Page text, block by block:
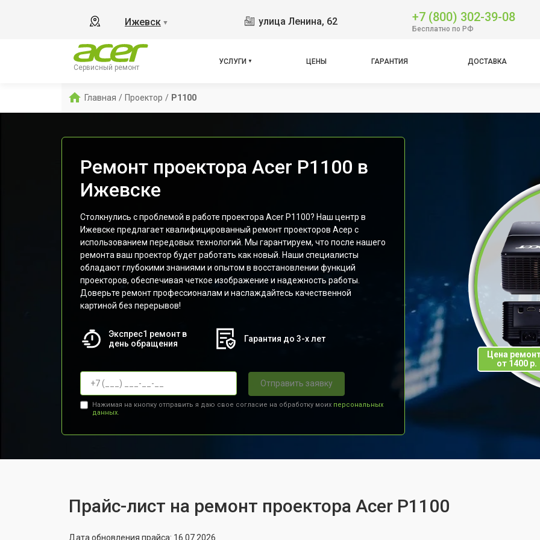
Ижевск ▼ улица Ленина, 62 +7 (800) 302-39-08
Бесплатно по РФ
Сервисный ремонт
УСЛУГИ ЦЕНЫ ГАРАНТИЯ ДОСТАВКА
Главная / Проектор / P1100
Ремонт проектора Acer P1100 в
Ижевске
Столкнулись с проблемой в работе проектора Acer P1100? Наш центр в
Ижевске предлагает квалифицированный ремонт проекторов Асер с
использованием передовых технологий. Мы гарантируем, что после нашего
ремонта ваш проектор будет работать как новый. Наши специалисты
обладают глубокими знаниями и опытом в восстановлении функций
проекторов, обеспечивая четкое изображение и надежность работы.
Доверьте ремонт профессионалам и наслаждайтесь качественной
картиной без перерывов!
Экспрес1 ремонт в
день обращения
Гарантия до 3-х лет
Отправить заявку
Нажимая на кнопку отправить я даю свое согласие на обработку моих персональных
данных.
Цена
от 1400 р.
Прайс-лист на ремонт проектора Acer P1100
Дата обновления прайса: 16.07.2026